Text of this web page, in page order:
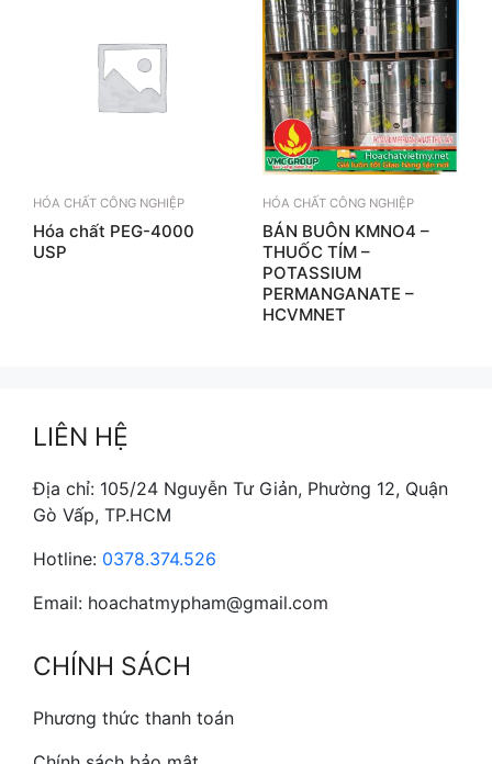
HÓA CHẤT CÔNG NGHIỆP
Hóa chất PEG-4000
USP
HÓA CHẤT CÔNG NGHIỆP
BÁN BUÔN KMNO4 –
THUỐC TÍM –
POTASSIUM
PERMANGANATE –
HCVMNET
LIÊN HỆ
Địa chỉ: 105/24 Nguyễn Tư Giản, Phường 12, Quận
Gò Vấp, TP.HCM
Hotline: 0378.374.526
Email: hoachatmypham@gmail.com
CHÍNH SÁCH
Phương thức thanh toán